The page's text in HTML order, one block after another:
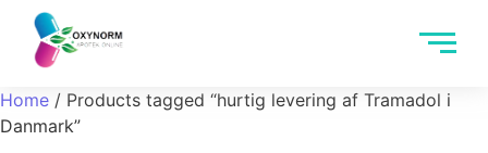
Home / Products tagged “hurtig levering af Tramadol i
Danmark”